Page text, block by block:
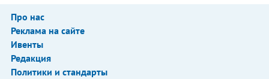
Про нас
Реклама на сайте
Ивенты
Редакция
Политики и стандарты